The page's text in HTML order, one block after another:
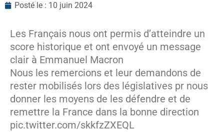
Posté le : 10 juin 2024
Les Français nous ont permis d’atteindre un
score historique et ont envoyé un message
clair à Emmanuel Macron
Nous les remercions et leur demandons de
rester mobilisés lors des législatives pr nous
donner les moyens de les défendre et de
remettre la France dans la bonne direction
pic.twitter.com/skkfzZXEQL